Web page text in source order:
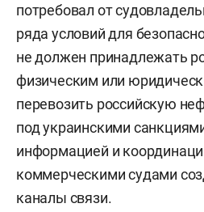
потребовал от
ряда условий для
не должен принадлежать
физическим или
перевозить российскую
под украинскими
информацией и
коммерческими судами
каналы связи.